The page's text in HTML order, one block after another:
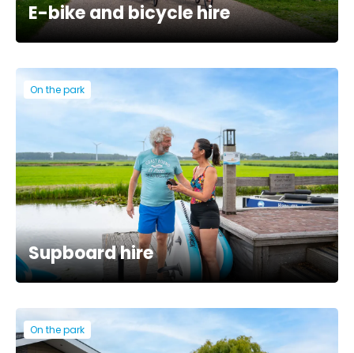
E-bike and bicycle hire
On the park
Supboard hire
On the park